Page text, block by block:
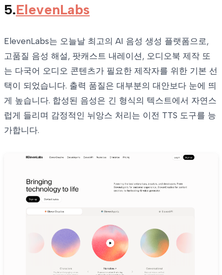
5.ElevenLabs
ElevenLabs는 오늘날 최고의 AI 음성 생성 플랫폼으로,
고품질 음성 해설, 팟캐스트 내레이션, 오디오북 제작 또
는 다국어 오디오 콘텐츠가 필요한 제작자를 위한 기본 선
택이 되었습니다. 출력 품질은 대부분의 대안보다 눈에 띄
게 높습니다. 합성된 음성은 긴 형식의 텍스트에서 자연스
럽게 들리며 감정적인 뉘앙스 처리는 이전 TTS 도구를 능
가합니다.